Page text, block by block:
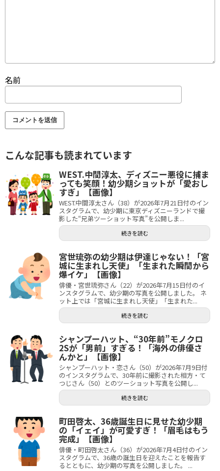
名前
こんな記事も読まれています
WEST.中間淳太、ディズニー悪役に捕ま
っても笑顔！幼少期ショットが「愛おし
すぎ」【画像】
WEST.中間淳太さん（38）が2026年7月21日付のイン
スタグラムで、幼少期に東京ディズニーランドで撮
影した“兄弟ツーショット写真”を公開しま...
続きを読む
宮世琉弥の幼少期は伊達じゃない！「宮
城に生まれし天使」「生まれた瞬間から
爆イケ」【画像】
俳優・宮世琉弥さん（22）が2026年7月15日付のイ
ンスタグラムで、幼少期の写真を公開しました。 ネ
ット上では「宮城に生まれし天使」「生まれた...
続きを読む
シャンプーハット、“30年前”モノクロ
2Sが「男前」すぎる！「海外の俳優さ
んかと」【画像】
シャンプーハット・恋さん（50）が2026年7月9日付
のインスタグラムで、30年前に撮影された相方・て
つじさん（50）とのツーショット写真を公開し...
続きを読む
町田啓太、36歳誕生日に見せた幼少期
の「イェイ」が可愛すぎ！「眉毛はもう
完成」【画像】
俳優・町田啓太さん（36）が2026年7月4日付のイン
スタグラムで、36歳の誕生日を迎えたことを報告す
るとともに、幼少期の写真を公開しました。 ...